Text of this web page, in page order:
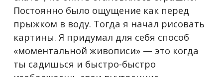
Постоянно было ощущение как перед
прыжком в воду. Тогда я начал рисовать
картины. Я придумал для себя способ
«моментальной живописи» — это когда
ты садишься и быстро-быстро